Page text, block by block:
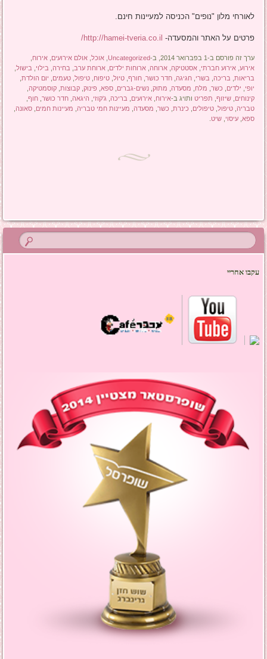
לאורחי מלון "נופים" הכניסה למעיינות חינם.
פרטים על האתר והמסעדה- http://hamei-tveria.co.il/
ערך זה פורסם ב-1 בפברואר 2014, ב- Uncategorized
,אוכל ,אולם אירועים ,אירוח
אירוע ,אירוע חברתי ,אסטטיקה ,ארוחה ,ארוחות ילדים ,ארוחת ערב בחירה בילוי בישול
בריאות בריכה בשרי ,חגיגה ,חדר כושר ,חורף ,טיול ,טיפוח ,טיפול ,טעמים יום הולדת
יופי
ילדים כשר מלח מסעדה מתוק ,נשים-גברים ,ספא פינוק ,קבוצות ,קוסמטיקה
קינוחים ,שיזוף תפריט ותויג ב-אירוח ,אירועים בריכה ג'קוזי היגאה ,חדר כושר ,חוף
טבריה ,טיפול ,טיפולים כינרת כשר מסעדה מעיינות חמי טבריה מעיינות חמים ,סאונה
ספא ,עיסוי ,שיט
עקבו אחריי